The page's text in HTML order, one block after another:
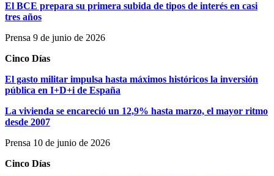
El BCE prepara su primera subida de tipos de interés en casi
tres años
Prensa 9 de junio de 2026
Cinco Días
El gasto militar impulsa hasta máximos históricos la inversión
pública en I+D+i de España
La vivienda se encareció un 12,9% hasta marzo, el mayor ritmo
desde 2007
Prensa 10 de junio de 2026
Cinco Días